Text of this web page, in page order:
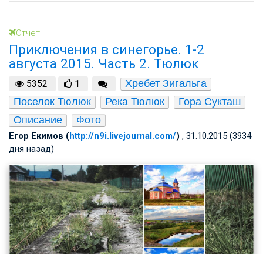
Отчет
Приключения в синегорье. 1-2
августа 2015. Часть 2. Тюлюк
5352 1
Хребет Зигальга
Поселок Тюлюк
Река Тюлюк
Гора Сукташ
Описание
Фото
Егор Екимов (http://n9i.livejournal.com/) , 31.10.2015 (3934
дня назад)